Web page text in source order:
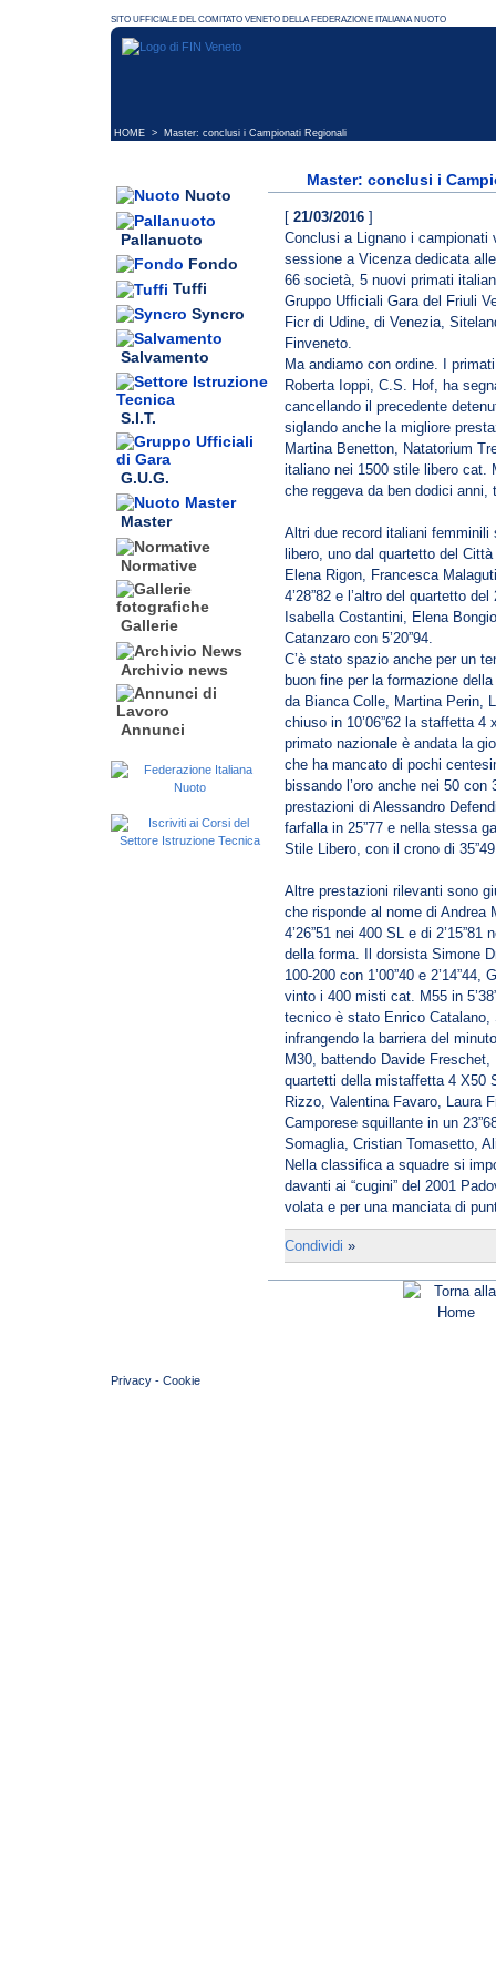
HOME > Master: conclusi i Campionati Regionali
Nuoto
Pallanuoto
Fondo
Tuffi
Syncro
Salvamento
S.I.T.
G.U.G.
Master
Normative
Gallerie
Archivio news
Annunci
Master: conclusi i
[ 21/03/2016 ]
Conclusi a Lignano i
sessione a Vicenza dedicata
66 società, 5 nuovi primati
Gruppo Ufficiali Gara del Friuli
Ficr di Udine, di Venezia,
Finveneto.
Ma andiamo con ordine. I
Roberta Ioppi, C.S. Hof, ha
cancellando il precedente
siglando anche la migliore
Martina Benetton, Natatorium
italiano nei 1500 stile libero cat.
che reggeva da ben dodici anni,
Altri due record italiani
libero, uno dal quartetto del
Elena Rigon, Francesca
4’28”82 e l’altro del quartetto
Isabella Costantini, Elena
Catanzaro con 5’20”94.
C’è stato spazio anche per un
buon fine per la formazione
da Bianca Colle, Martina Perin,
chiuso in 10’06”62 la staffetta
primato nazionale è andata la
che ha mancato di pochi
bissando l’oro anche nei 50
prestazioni di Alessandro
farfalla in 25”77 e nella stessa
Stile Libero, con il crono di
Altre prestazioni rilevanti sono
che risponde al nome di Andrea
4’26”51 nei 400 SL e di
della forma. Il dorsista Simone
100-200 con 1’00”40 e
vinto i 400 misti cat. M55 in
tecnico è stato Enrico
infrangendo la barriera del
M30, battendo Davide Freschet,
quartetti della mistaffetta 4 X50
Rizzo, Valentina Favaro, Laura
Camporese squillante in un
Somaglia, Cristian Tomasetto,
Nella classifica a squadre si
davanti ai “cugini” del 2001
volata e per una manciata di
Condividi »
Privacy - Cookie